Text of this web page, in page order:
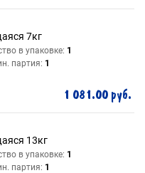
7кг
в упаковке: 1
партия: 1
1 081.00 руб.
13кг
в упаковке: 1
партия: 1